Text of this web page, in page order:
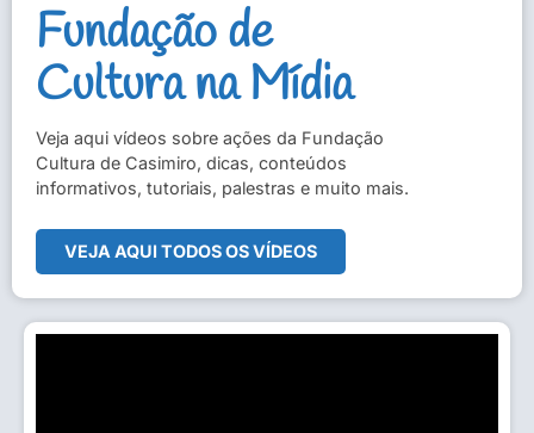
Fundação de
Cultura na Mídia
Veja aqui vídeos sobre ações da Fundação
Cultura de Casimiro, dicas, conteúdos
informativos, tutoriais, palestras e muito mais.
VEJA AQUI TODOS OS VÍDEOS